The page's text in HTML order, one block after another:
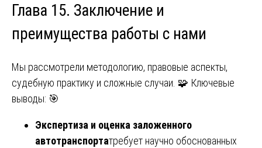
Глава 15. Заключение и
преимущества работы с нами
Мы рассмотрели методологию, правовые аспекты,
судебную практику и сложные случаи. 🧩 Ключевые
выводы: 🎯
Экспертиза и оценка заложенного
автотранспортатребует научно обоснованных